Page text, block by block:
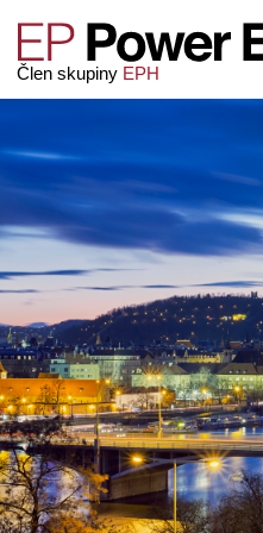
Člen skupiny EPH